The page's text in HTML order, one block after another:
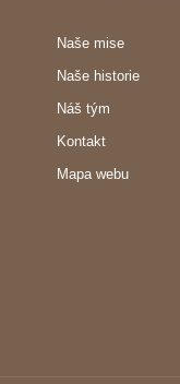
Naše mise
Naše historie
Náš tým
Kontakt
Mapa webu